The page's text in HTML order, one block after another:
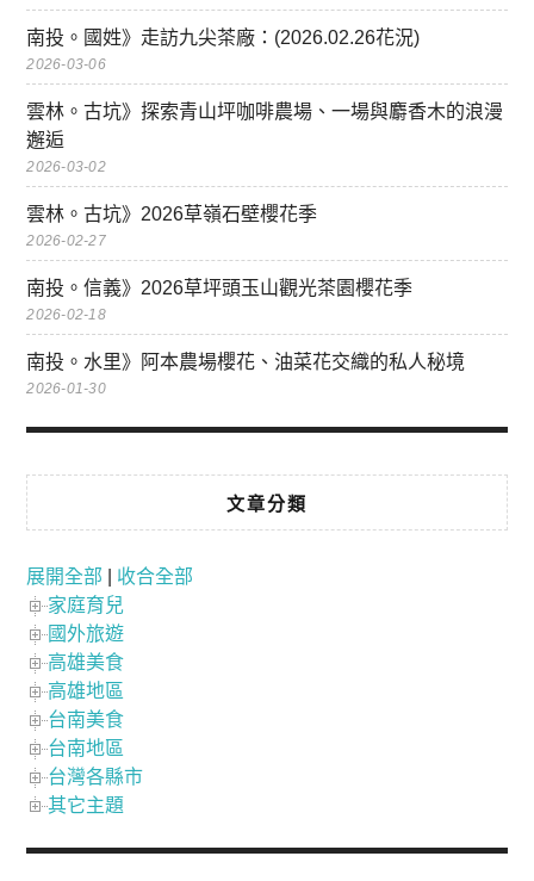
南投。國姓》走訪九尖茶廠：(2026.02.26花況)
2026-03-06
雲林。古坑》探索青山坪咖啡農場、一場與麝香木的浪漫
邂逅
2026-03-02
雲林。古坑》2026草嶺石壁櫻花季
2026-02-27
南投。信義》2026草坪頭玉山觀光茶園櫻花季
2026-02-18
南投。水里》阿本農場櫻花、油菜花交織的私人秘境
2026-01-30
文章分類
展開全部
收合全部
家庭育兒
國外旅遊
高雄美食
高雄地區
台南美食
台南地區
台灣各縣市
其它主題